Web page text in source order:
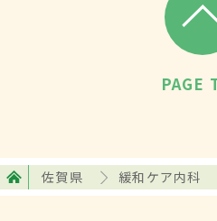
PAGE
佐賀県 緩和ケア内科